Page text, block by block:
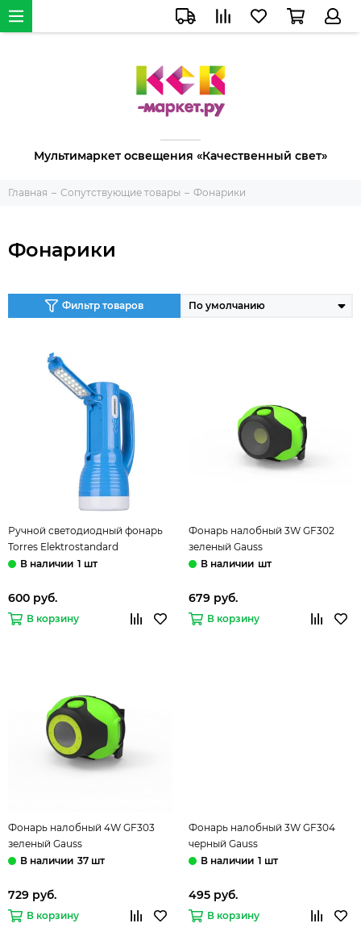
Мультимаркет освещения «Качественный свет»
Главная Сопутствующие товары Фонарики
Фонарики
Фильтр товаров
Ручной светодиодный фонарь
Torres Elektrostandard
1 шт
600 руб.
В корзину
Фонарь налобный 3W GF302
зеленый Gauss
шт
679 руб.
В корзину
Фонарь налобный 4W GF303
зеленый Gauss
37 шт
729 руб.
В корзину
Фонарь налобный 3W GF304
черный Gauss
1 шт
495 руб.
В корзину